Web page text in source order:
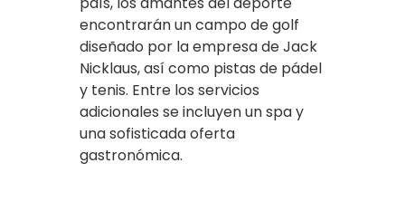
encontrarán un campo de golf
diseñado por la empresa de Jack
Nicklaus, así como pistas de pádel
y tenis. Entre los servicios
adicionales se incluyen un spa y
una sofisticada oferta
gastronómica.